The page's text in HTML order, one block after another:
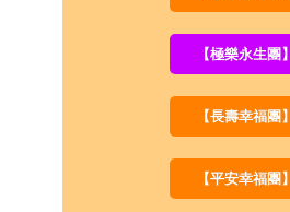
【極樂永生團】
【長壽幸福團】
【平安幸福團】